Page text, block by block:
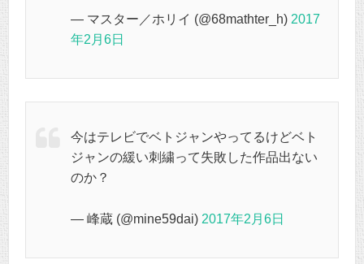
— マスター／ホリイ (@68mathter_h) 2017
年2月6日
今はテレビでベトジャンやってるけどベト
ジャンの緩い刺繍って失敗した作品出ない
のか？
— 峰蔵 (@mine59dai) 2017年2月6日